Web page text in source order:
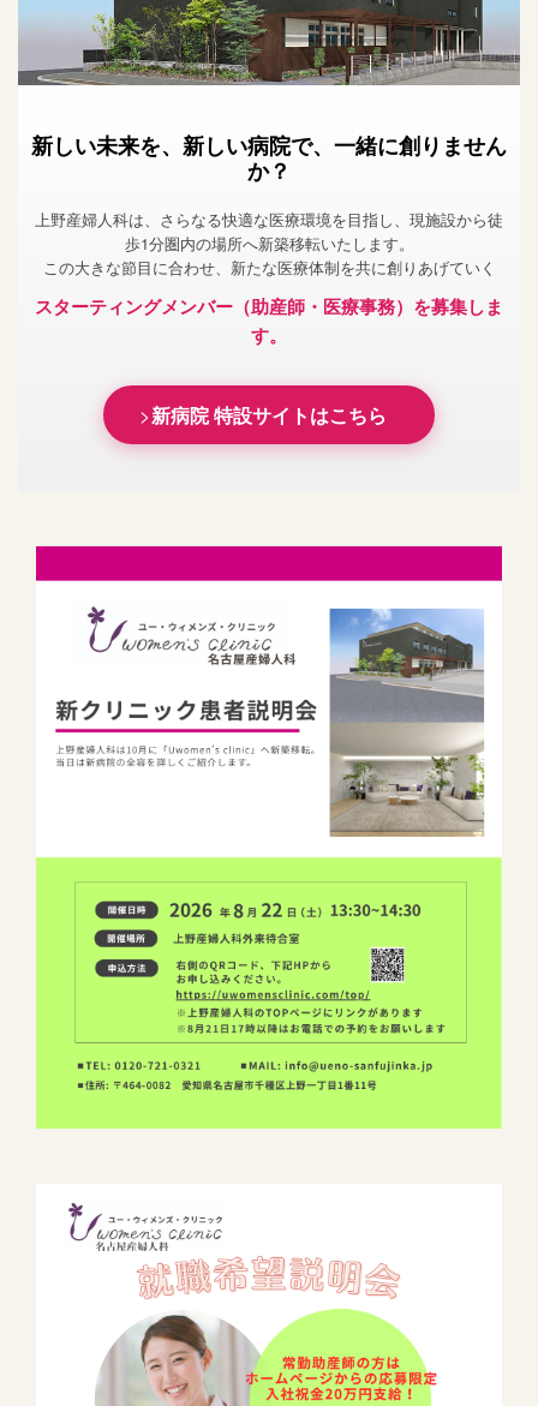
新しい未来を、新しい病院で、一緒に創りません
か？
上野産婦人科は、さらなる快適な医療環境を目指し、現施設から徒
歩1分圏内の場所へ新築移転いたします。
この大きな節目に合わせ、新たな医療体制を共に創りあげていく
スターティングメンバー（助産師・医療事務）を募集しま
す。
新病院 特設サイトはこちら